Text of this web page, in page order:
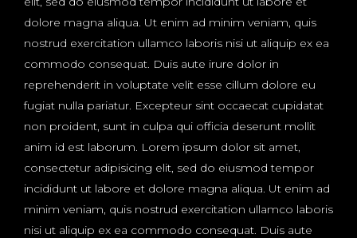
dolore magna aliqua. Ut enim ad minim veniam, quis
nostrud exercitation ullamco laboris nisi ut aliquip ex ea
commodo consequat. Duis aute irure dolor in
reprehenderit in voluptate velit esse cillum dolore eu
fugiat nulla pariatur. Excepteur sint occaecat cupidatat
non proident, sunt in culpa qui officia deserunt mollit
anim id est laborum. Lorem ipsum dolor sit amet,
consectetur adipisicing elit, sed do eiusmod tempor
incididunt ut labore et dolore magna aliqua. Ut enim ad
minim veniam, quis nostrud exercitation ullamco laboris
nisi ut aliquip ex ea commodo consequat. Duis aute